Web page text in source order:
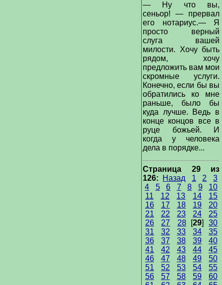
— Ну что вы,
сеньор! — прервал
его нотариус.— Я
просто верный
слуга вашей
милости. Хочу быть
рядом, хочу
предложить вам мои
скромные услуги.
Конечно, если бы вы
обратились ко мне
раньше, было бы
куда лучше. Ведь в
конце концов все в
руце божьей. И
когда у человека
дела в порядке...
Страница 29 из
126:
Назад 1 2
3
4
5 6 7 8 9
10
11
12 13 14
15
16
17 18 19
20
21
22 23 24
25
26
27 28[29]30
31
32 33 34
35
36
37 38 39
40
41
42 43 44
45
46
47 48 49
50
51
52 53 54
55
56
57 58 59
60